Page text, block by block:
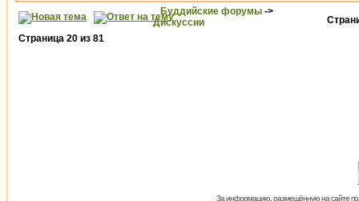
Буддийские форумы ->
Дискуссии
Страница 20 из 81
За информацию, размещённую на сайте